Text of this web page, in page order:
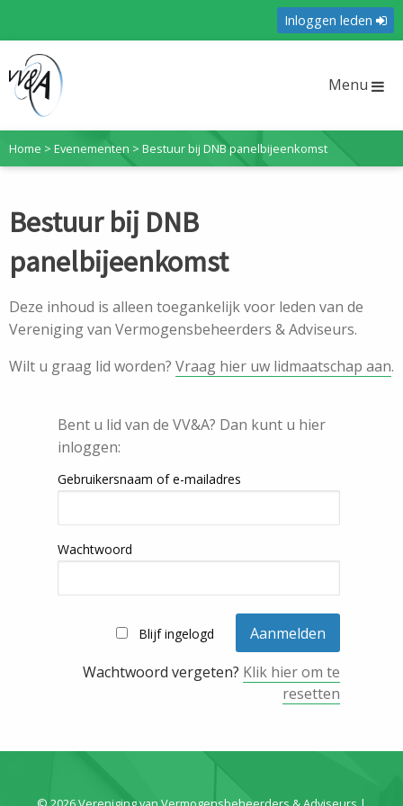
Inloggen leden
Menu
Home > Evenementen > Bestuur bij DNB panelbijeenkomst
Bestuur bij DNB
panelbijeenkomst
Deze inhoud is alleen toegankelijk voor leden van de
Vereniging van Vermogensbeheerders & Adviseurs.
Wilt u graag lid worden? Vraag hier uw lidmaatschap aan.
Bent u lid van de VV&A? Dan kunt u hier
inloggen:
Gebruikersnaam of e-mailadres
Wachtwoord
Blijf ingelogd
Wachtwoord vergeten? Klik hier om te
resetten